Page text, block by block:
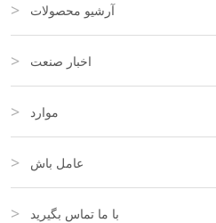
آرشیو محصولات
اخبار صنعت
موارد
عامل باش
با ما تماس بگیرید